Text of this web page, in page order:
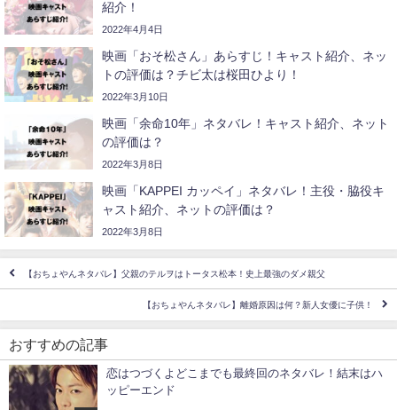
紹介！
2022年4月4日
映画「おそ松さん」あらすじ！キャスト紹介、ネッ
トの評価は？チビ太は桜田ひより！
2022年3月10日
映画「余命10年」ネタバレ！キャスト紹介、ネット
の評価は？
2022年3月8日
映画「KAPPEI カッペイ」ネタバレ！主役・脇役キ
ャスト紹介、ネットの評価は？
2022年3月8日
【おちょやんネタバレ】父親のテルヲはトータス松本！史上最強のダメ親父
【おちょやんネタバレ】離婚原因は何？新人女優に子供！
おすすめの記事
恋はつづくよどこまでも最終回のネタバレ！結末はハ
ッピーエンド